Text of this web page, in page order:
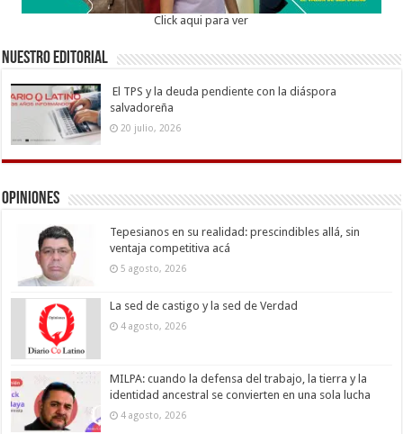
Click aqui para ver
Nuestro Editorial
El TPS y la deuda pendiente con la diáspora
salvadoreña
20 julio, 2026
Opiniones
Tepesianos en su realidad: prescindibles allá, sin
ventaja competitiva acá
5 agosto, 2026
La sed de castigo y la sed de Verdad
4 agosto, 2026
MILPA: cuando la defensa del trabajo, la tierra y la
identidad ancestral se convierten en una sola lucha
4 agosto, 2026